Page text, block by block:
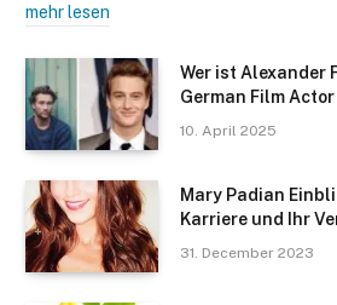
mehr lesen
Wer ist Alexander
German Film
10. April 2025
Mary Padian
Karriere und Ihr
31. December 2023